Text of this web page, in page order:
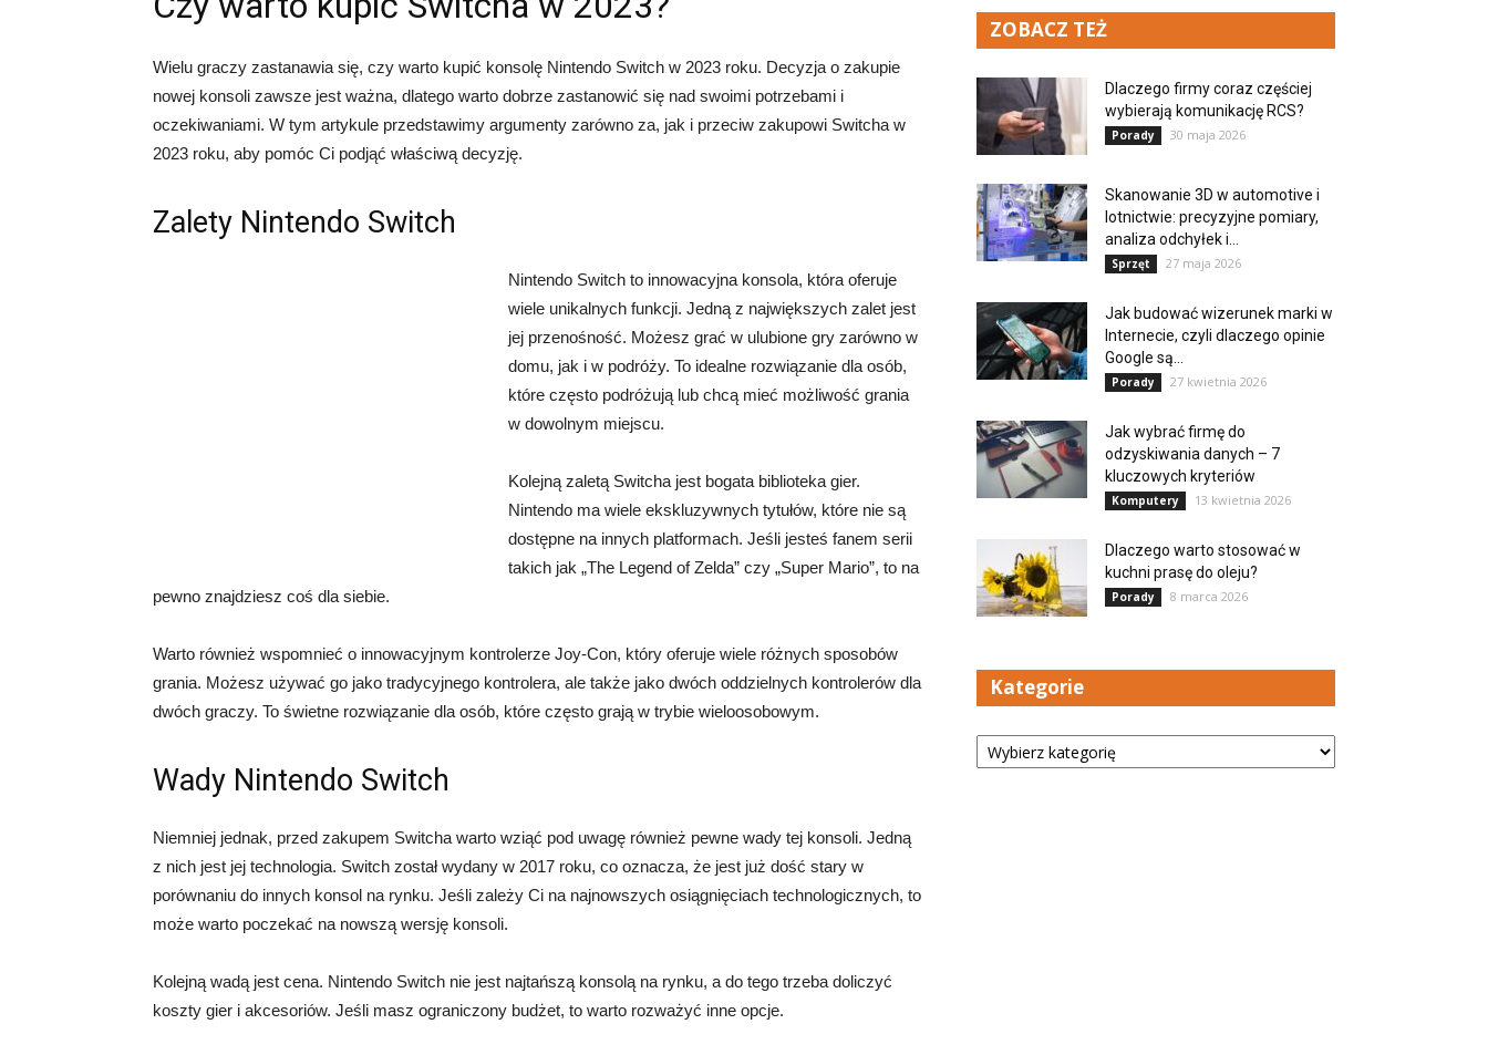
Wielu graczy zastanawia się, czy warto kupić konsolę Nintendo Switch w 2023 roku. Decyzja o zakupie
nowej konsoli zawsze jest ważna, dlatego warto dobrze zastanowić się nad swoimi potrzebami i
oczekiwaniami. W tym artykule przedstawimy argumenty zarówno za, jak i przeciw zakupowi Switcha w
2023 roku, aby pomóc Ci podjąć właściwą decyzję.
Zalety Nintendo Switch
Nintendo Switch to innowacyjna konsola, która oferuje
wiele unikalnych funkcji. Jedną z największych zalet jest
jej przenośność. Możesz grać w ulubione gry zarówno w
domu, jak i w podróży. To idealne rozwiązanie dla osób,
które często podróżują lub chcą mieć możliwość grania
w dowolnym miejscu.
Kolejną zaletą Switcha jest bogata biblioteka gier.
Nintendo ma wiele ekskluzywnych tytułów, które nie są
dostępne na innych platformach. Jeśli jesteś fanem serii
takich jak „The Legend of Zelda” czy „Super Mario”, to na
pewno znajdziesz coś dla siebie.
Warto również wspomnieć o innowacyjnym kontrolerze Joy-Con, który oferuje wiele różnych sposobów
grania. Możesz używać go jako tradycyjnego kontrolera, ale także jako dwóch oddzielnych kontrolerów dla
dwóch graczy. To świetne rozwiązanie dla osób, które często grają w trybie wieloosobowym.
Wady Nintendo Switch
Niemniej jednak, przed zakupem Switcha warto wziąć pod uwagę również pewne wady tej konsoli. Jedną
z nich jest jej technologia. Switch został wydany w 2017 roku, co oznacza, że jest już dość stary w
porównaniu do innych konsol na rynku. Jeśli zależy Ci na najnowszych osiągnięciach technologicznych, to
może warto poczekać na nowszą wersję konsoli.
Kolejną wadą jest cena. Nintendo Switch nie jest najtańszą konsolą na rynku, a do tego trzeba doliczyć
koszty gier i akcesoriów. Jeśli masz ograniczony budżet, to warto rozważyć inne opcje.
ZOBACZ TEŻ
Dlaczego firmy coraz częściej
wybierają komunikację RCS?
Porady 30 maja 2026
Skanowanie 3D w automotive i
lotnictwie: precyzyjne pomiary,
analiza odchyłek i...
Sprzęt 27 maja 2026
Jak budować wizerunek marki w
Internecie, czyli dlaczego opinie
Google są...
Porady 27 kwietnia 2026
Jak wybrać firmę do
odzyskiwania danych – 7
kluczowych kryteriów
Komputery 13 kwietnia 2026
Dlaczego warto stosować w
kuchni prasę do oleju?
Porady 8 marca 2026
Kategorie
Kategorie